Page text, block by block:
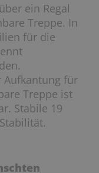
ein Regal
Treppe. In
für die
Aufkantung für
Treppe ist
Stabile 19